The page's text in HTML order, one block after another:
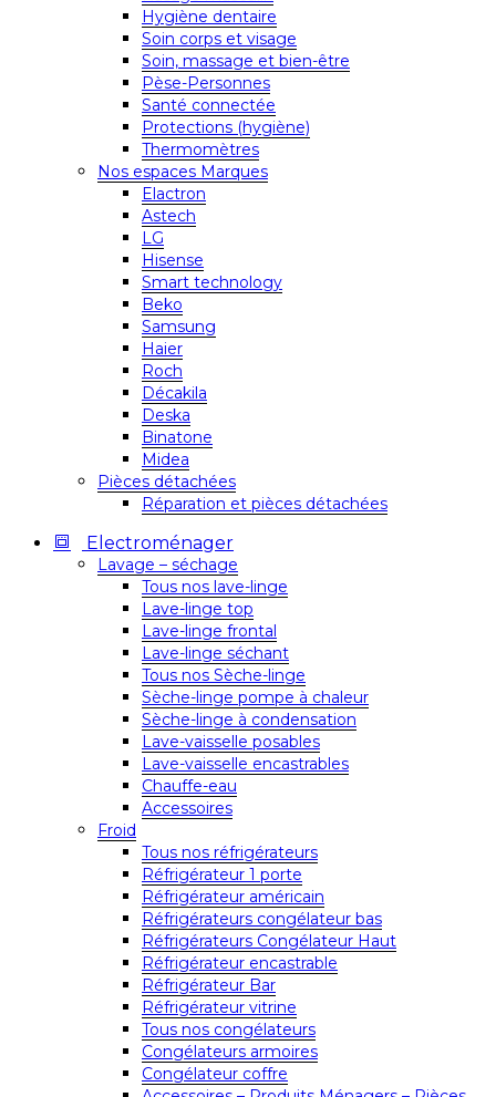
Hygiène dentaire
Soin corps et visage
Soin, massage et bien-être
Pèse-Personnes
Santé connectée
Protections (hygiène)
Thermomètres
Nos espaces Marques
Elactron
Astech
LG
Hisense
Smart technology
Beko
Samsung
Haier
Roch
Décakila
Deska
Binatone
Midea
Pièces détachées
Réparation et pièces détachées
Electroménager
Lavage – séchage
Tous nos lave-linge
Lave-linge top
Lave-linge frontal
Lave-linge séchant
Tous nos Sèche-linge
Sèche-linge pompe à chaleur
Sèche-linge à condensation
Lave-vaisselle posables
Lave-vaisselle encastrables
Chauffe-eau
Accessoires
Froid
Tous nos réfrigérateurs
Réfrigérateur 1 porte
Réfrigérateur américain
Réfrigérateurs congélateur bas
Réfrigérateurs Congélateur Haut
Réfrigérateur encastrable
Réfrigérateur Bar
Réfrigérateur vitrine
Tous nos congélateurs
Congélateurs armoires
Congélateur coffre